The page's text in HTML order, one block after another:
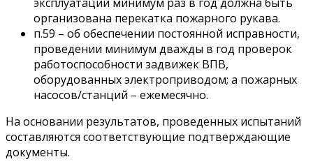
организована перекатка пожарного рукава.
п.59 – об обеспечении постоянной исправности,
проведении минимум дважды в год проверок
работоспособности задвижек ВПВ,
оборудованных электроприводом; а пожарных
насосов/станций – ежемесячно.
На основании результатов, проведенных испытаний
составляются соответствующие подтверждающие
документы.